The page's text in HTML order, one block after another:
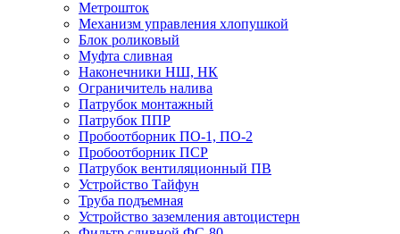
Метрошток
Механизм управления хлопушкой
Блок роликовый
Муфта сливная
Наконечники НШ, НК
Ограничитель налива
Патрубок монтажный
Патрубок ППР
Пробоотборник ПО-1, ПО-2
Пробоотборник ПСР
Патрубок вентиляционный ПВ
Устройство Тайфун
Труба подъемная
Устройство заземления автоцистерн